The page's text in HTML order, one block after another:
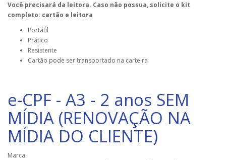
Você precisará da leitora. Caso não possua, solicite o kit
completo: cartão e leitora
Portátil
Prático
Resistente
Cartão pode ser transportado na carteira
e-CPF - A3 - 2 anos SEM
MÍDIA (RENOVAÇÃO NA
MÍDIA DO CLIENTE)
Marca: